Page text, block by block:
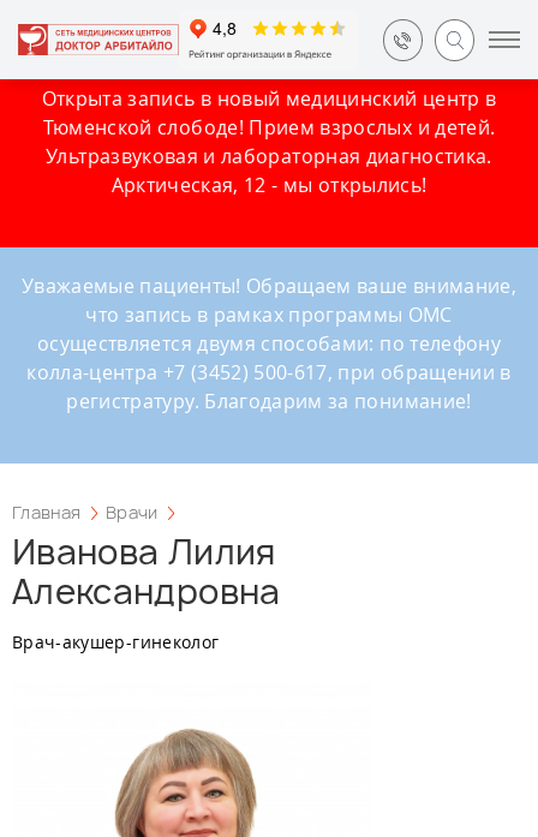
Открыта запись в новый медицинский центр в
Тюменской слободе! Прием взрослых и детей.
Ультразвуковая и лабораторная диагностика.
Арктическая, 12 - мы открылись!
Уважаемые пациенты! Обращаем ваше внимание,
что запись в рамках программы ОМС
осуществляется двумя способами: по телефону
колла-центра +7 (3452) 500-617, при обращении в
регистратуру. Благодарим за понимание!
Главная Врачи
Иванова Лилия
Александровна
Врач-акушер-гинеколог